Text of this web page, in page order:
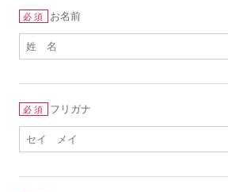
必須 お名前
必須 フリガナ